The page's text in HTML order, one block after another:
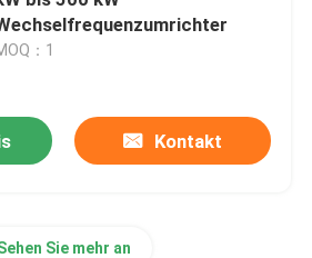
：1
Kontakt
Sie mehr an